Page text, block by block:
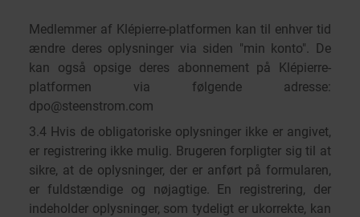
Medlemmer af Klépierre-platformen kan til enhver tid
ændre deres oplysninger via siden "min konto". De
kan også opsige deres abonnement på Klépierre-
platformen via følgende adresse:
dpo@steenstrom.com
3.4 Hvis de obligatoriske oplysninger ikke er angivet,
er registrering ikke mulig. Brugeren forpligter sig til at
sikre, at de oplysninger, der er anført på formularen,
er fuldstændige og nøjagtige. En registrering, der
indeholder oplysninger, som tydeligt er ukorrekte, kan